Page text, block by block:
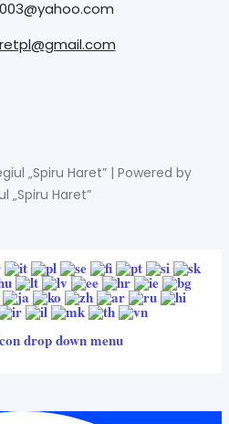
„Spiru Haret” | Powered by
„Spiru Haret”